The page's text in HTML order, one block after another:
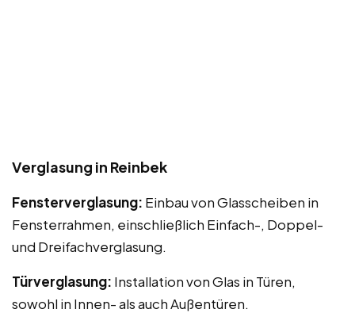
Verglasung in Reinbek
Fensterverglasung: Einbau von Glasscheiben in
Fensterrahmen, einschließlich Einfach-, Doppel-
und Dreifachverglasung.
Türverglasung: Installation von Glas in Türen,
sowohl in Innen- als auch Außentüren.